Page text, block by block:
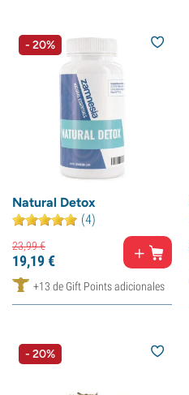
- 20%
Natural Detox
(4)
23,99€
19,19€
+13 de Gift Points adicionales
- 20%